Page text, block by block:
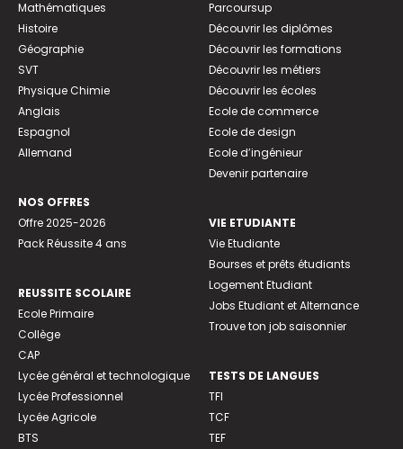
Mathématiques
Histoire
Géographie
SVT
Physique Chimie
Anglais
Espagnol
Allemand
NOS OFFRES
Offre 2025-2026
Pack Réussite 4 ans
REUSSITE SCOLAIRE
Ecole Primaire
Collège
CAP
Lycée général et technologique
Lycée Professionnel
Lycée Agricole
BTS
Parcoursup
Découvrir les diplômes
Découvrir les formations
Découvrir les métiers
Découvrir les écoles
Ecole de commerce
Ecole de design
Ecole d’ingénieur
Devenir partenaire
VIE ETUDIANTE
Vie Etudiante
Bourses et prêts étudiants
Logement Etudiant
Jobs Etudiant et Alternance
Trouve ton job saisonnier
TESTS DE LANGUES
TFI
TCF
TEF